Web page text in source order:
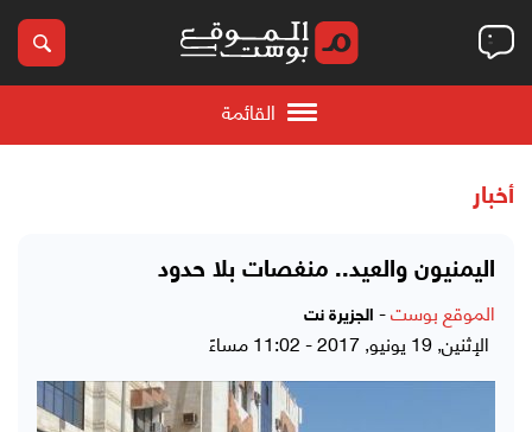
القائمة
أخبار
اليمنيون والعيد.. منغصات بلا حدود
الموقع بوست- الجزيرة نت
الإثنين, 19 يونيو, 2017 - 11:02 مساءً